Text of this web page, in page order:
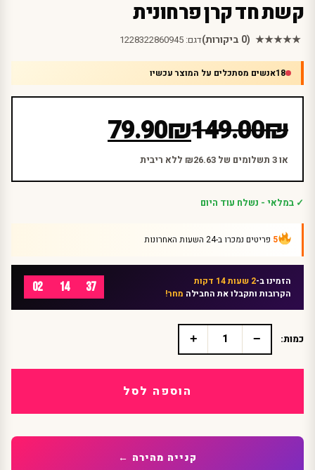
קשת חד קרן פרחונית
★★★★★ (0 ביקורות) דגם: 1228322860945
18אנשים מסתכלים על המוצר עכשיו
₪
149.00המחיר
המקורי
היה:
₪
79.90
המחיר
הנוכחי
הוא:או 3 תשלומים של ₪26.63 ללא ריבית
✓ במלאי - נשלח עוד היום
5 פריטים נמכרו ב-24 השעות האחרונות
הזמינו ב-2 שעות 14 דקות
הקרובות ותקבלו את החבילה מחר! 02 14 37
כמות
קשת
פרחונית
כמות: −
+
הוספה לסל
קנייה מהירה ←